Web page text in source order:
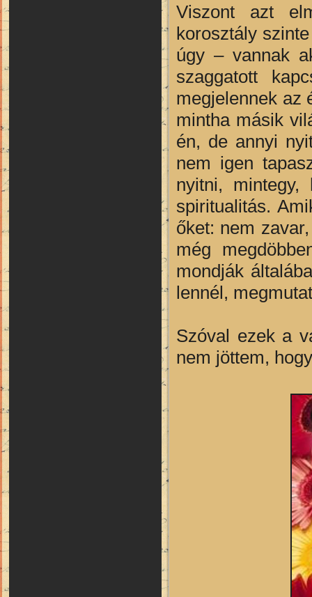
Viszont azt
korosztály
úgy – vannak
szaggatott
megjelennek az
mintha másik
én, de annyi
nem igen
nyitni,
spiritualitás.
őket: nem
még
mondják
lennél,
Szóval ezek a
nem jöttem,